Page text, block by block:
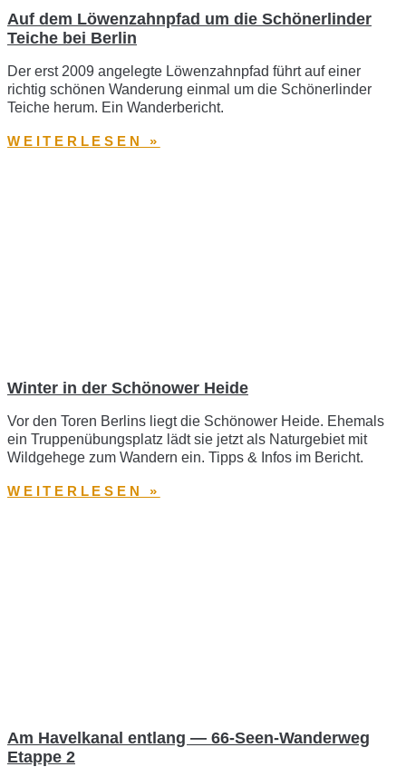
Auf dem Löwenzahnpfad um die Schönerlinder
Teiche bei Berlin
Der erst 2009 angelegte Löwenzahnpfad führt auf einer
richtig schönen Wanderung einmal um die Schönerlinder
Teiche herum. Ein Wanderbericht.
WEITERLESEN »
Winter in der Schönower Heide
Vor den Toren Berlins liegt die Schönower Heide. Ehemals
ein Truppenübungsplatz lädt sie jetzt als Naturgebiet mit
Wildgehege zum Wandern ein. Tipps & Infos im Bericht.
WEITERLESEN »
Am Havelkanal entlang — 66-Seen-Wanderweg
Etappe 2